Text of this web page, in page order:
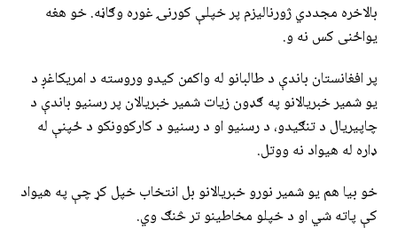
بالاخره مجددي ژورنالیزم پر خپلې کورنۍ غوره وګاڼه. خو هغه
یواځنی کس نه و.
پر افغانستان باندې د طالبانو له واکمن کیدو وروسته د امریکاغږ د
یو شمیر خبریالانو په ګډون زیات شمیر خبریالان پر رسنیو باندې د
چاپیریال د تنګیدو، د رسنیو او د رسنیو د کارکوونکو د ځپنې له
ډاره له هیواد نه ووتل.
خو بیا هم یو شمیر نورو خبریالانو بل انتخاب خپل کړ چې په هیواد
کې پاته شي او د خپلو مخاطینو تر څنګ وي.